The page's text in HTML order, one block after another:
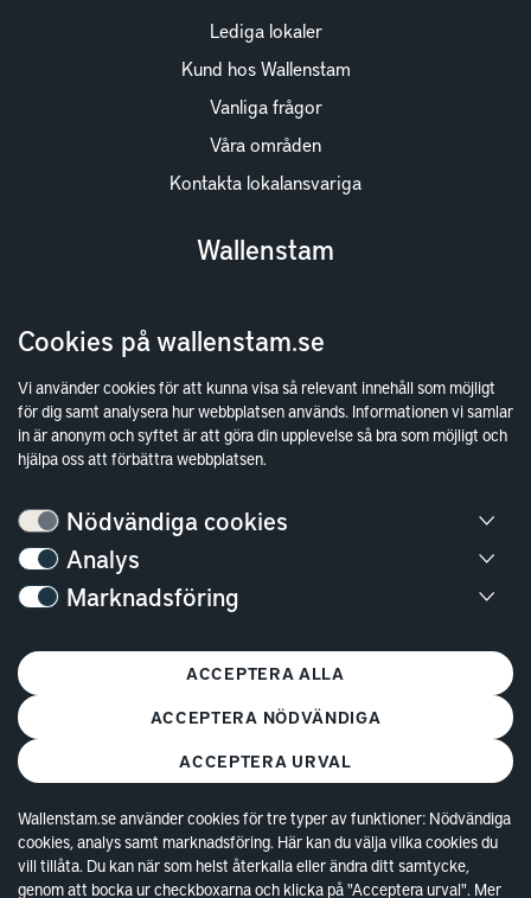
Cookies på wallenstam.se
Vi använder cookies för att kunna visa så relevant innehåll som möjligt
för dig samt analysera hur webbplatsen används. Informationen vi samlar
in är anonym och syftet är att göra din upplevelse så bra som möjligt och
hjälpa oss att förbättra webbplatsen.
Nödvändiga cookies
Analys
Marknadsföring
ACCEPTERA ALLA
ACCEPTERA NÖDVÄNDIGA
ACCEPTERA URVAL
Wallenstam.se använder cookies för tre typer av funktioner: Nödvändiga
cookies, analys samt marknadsföring. Här kan du välja vilka cookies du
vill tillåta. Du kan när som helst återkalla eller ändra ditt samtycke,
genom att bocka ur checkboxarna och klicka på "Acceptera urval". Mer
Lediga lokaler
Kund hos Wallenstam
Vanliga frågor
Våra områden
Kontakta lokalansvariga
Wallenstam
Finansiella rapporter
Sök fakturamottagare
Våra fastigheter
Hållbarhet
Kundservice
Stockholm
© Copyright 2026 Wallenstam AB (publ)
Cookies
Behandling av personuppgifter